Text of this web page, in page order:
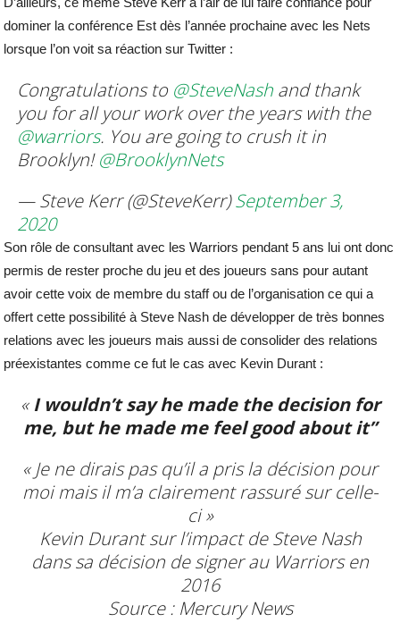
dominer la conférence Est dès l’année prochaine avec les Nets
lorsque l’on voit sa réaction sur Twitter :
Congratulations to @SteveNash and thank
you for all your work over the years with the
@warriors. You are going to crush it in
Brooklyn!@BrooklynNets
— Steve Kerr (@SteveKerr)September 3,
2020
Son rôle de consultant avec les Warriors pendant 5 ans lui ont donc
permis de rester proche du jeu et des joueurs sans pour autant
avoir cette voix de membre du staff ou de l’organisation ce qui a
offert cette possibilité à Steve Nash de développer de très bonnes
relations avec les joueurs mais aussi de consolider des relations
préexistantes comme ce fut le cas avec Kevin Durant :
« I wouldn’t say he made the decision for
me, but he made me feel good about it”
« Je ne dirais pas qu’il a pris la décision pour
moi mais il m’a clairement rassuré sur celle-
ci »
Kevin Durant sur l’impact de Steve Nash
dans sa décision de signer au Warriors en
2016
Source : Mercury News